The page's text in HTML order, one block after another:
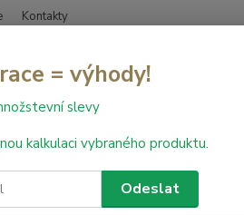
Kontakty
Hledat
Patagonia 556 - š. 3 m
556 - š. 3 m
= výhody!
slevy
kalkulaci vybraného produktu.
Odeslat